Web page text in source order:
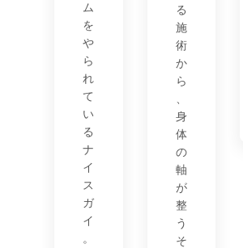
ム
を
や
ら
れ
て
い
る
ナ
イ
ス
ガ
イ
。
る
施
術
か
ら
身
体
の
軸
が
整
う
そ